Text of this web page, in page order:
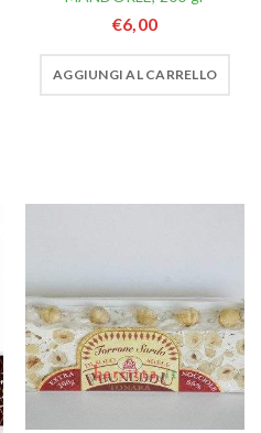
€6,00
AGGIUNGI AL CARRELLO